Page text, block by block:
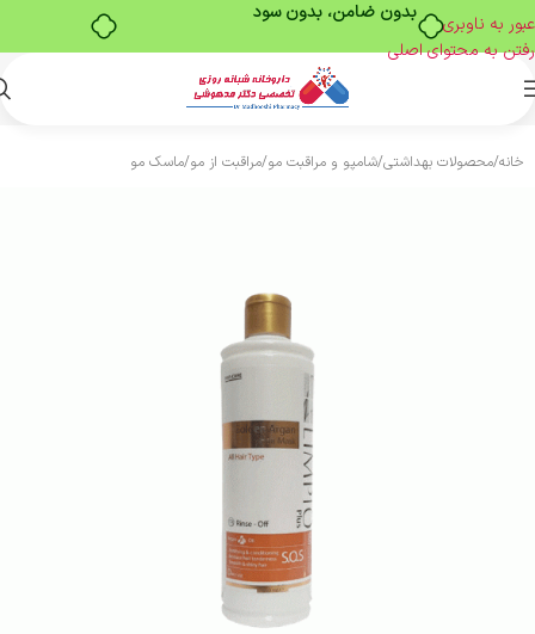
بدون ضامن، بدون سود
عبور به ناوبری
رفتن به محتوای اصلی
خانه/محصولات بهداشتی/شامپو و مراقبت مو/مراقبت از مو/ماسک مو